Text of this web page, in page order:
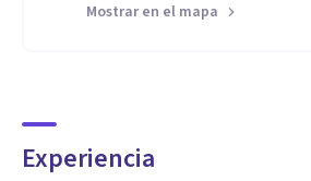
Mostrar en el mapa
Experiencia